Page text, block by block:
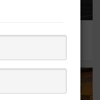
पहुंचाने की तैयारी